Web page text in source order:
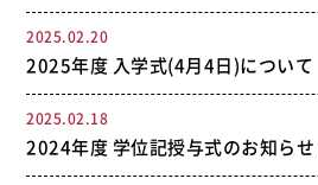
2025.02.20
2025年度 入学式(4月4日)について
2025.02.18
2024年度 学位記授与式のお知ら